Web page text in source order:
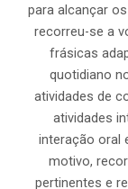
para alcançar
recorreu-se a
frásicas
quotidiano
atividades de
atividades
interação oral
motivo,
pertinentes e